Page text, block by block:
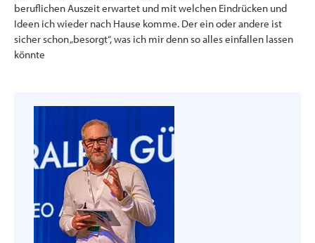
beruflichen Auszeit erwartet und mit welchen Eindrücken und
Ideen ich wieder nach Hause komme. Der ein oder andere ist
sicher schon „besorgt“, was ich mir denn so alles einfallen lassen
könnte